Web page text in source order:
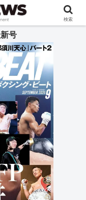
] 公式サイト
号
検索